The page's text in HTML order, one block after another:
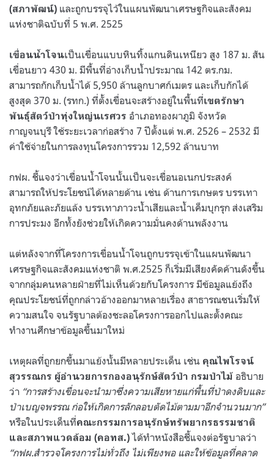
(สภาพัฒน์) และถูกบรรจุไว้ในแผนพัฒนาเศรษฐกิจและสังคม
แห่งชาติฉบับที่ 5 พ.ศ. 2525
เขื่อนน้ำโจนเป็นเขื่อนแบบหินทิ้งแกนดินเหนียว สูง 187 ม. สัน
เขื่อนยาว 430 ม. มีพื้นที่อ่างเก็บน้ำประมาณ 142 ตร.กม.
สามารถกักเก็บน้ำได้ 5,950 ล้านลูกบาศก์เมตร และเก็บกักได้
สูงสุด 370 ม. (รทก.) ที่ตั้งเขื่อนจะสร้างอยู่ในพื้นที่เขตรักษา
พันธุ์สัตว์ป่าทุ่งใหญ่นเรศวร อำเภอทองผาภูมิ จังหวัด
กาญจนบุรี ใช้ระยะเวลาก่อสร้าง 7 ปีตั้งแต่ พ.ศ. 2526 – 2532 มี
ค่าใช้จ่ายในการลงทุนโครงการรวม 12,592 ล้านบาท
กฟผ. ชี้แจงว่าเขื่อนน้ำโจนนั้นเป็นจะเขื่อนอเนกประสงค์
สามารถให้ประโยชน์ได้หลายด้าน เช่น ด้านการเกษตร บรรเทา
อุทกภัยและภัยแล้ง บรรเทาภาวะน้ำเสียและน้ำเค็มบุกรุก ส่งเสริม
การประมง อีกทั้งยังช่วยให้เกิดความมั่นคงด้านพลังงาน
แต่หลังจากที่โครงการเขื่อนน้ำโจนถูกบรรจุเข้าในแผนพัฒนา
เศรษฐกิจและสังคมแห่งชาติ พ.ศ.2525 ก็เริ่มมีเสียงคัดค้านดังขึ้น
จากกลุ่มคนหลายฝ่ายที่ไม่เห็นด้วยกับโครงการ มีข้อมูลแย้งถึง
คุณประโยชน์ที่ถูกกล่าวอ้างออกมาหลายเรื่อง สาธารณชนเริ่มให้
ความสนใจ จนรัฐบาลต้องชะลอโครงการออกไปและตั้งคณะ
ทำงานศึกษาข้อมูลขึ้นมาใหม่
เหตุผลที่ถูกยกขึ้นมาแย้งนั้นมีหลายประเด็น เช่น คุณไพโรจน์
สุวรรณกร ผู้อำนวยการกองอนุรักษ์สัตว์ป่า กรมป่าไม้ อธิบาย
ว่า “การสร้างเขื่อนจะนำมาซึ่งความเสียหายแก่พื้นที่ป่าดงดิบและ
ป่าเบญจพรรณ ก่อให้เกิดการลักลอบตัดไม้ตามมาอีกจำนวนมาก”
หรือในประเด็นที่คณะกรรมการอนุรักษ์ทรัพยากรธรรมชาติ
และสภาพแวดล้อม (คอทส.)ได้ทำหนังสือชี้แจงต่อรัฐบาลว่า
“กฟผ.สำรวจโครงการไม่ทั่วถึง ไม่เพียงพอ และให้ข้อมูลที่คลาด